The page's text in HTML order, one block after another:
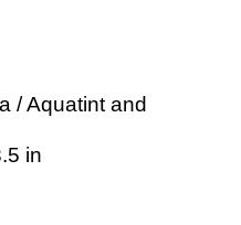
/ Aquatint and
in